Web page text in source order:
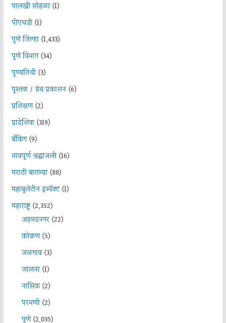
पालखी सोहळा(1)
पीएचडी(1)
पुणे जिल्हा(1,433)
पुणे विभाग(34)
पुण्यतिथी(3)
पुस्तक / ग्रंथ प्रकाशन(6)
प्रशिक्षण(2)
प्रादेशिक(319)
बँकिंग(9)
भावपूर्ण श्रद्धांजली(16)
मराठी बातम्या(88)
महाबुलेटीन इम्पॅक्ट(1)
महाराष्ट्र(2,352)
अहमदनगर(22)
कोकण(5)
जळगाव(3)
जालना(1)
नासिक(2)
परभणी(2)
पुणे(2,035)